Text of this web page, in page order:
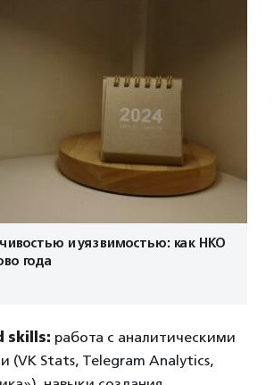
и уязвимостью: как НКО
года
skills: работа с аналитическими
(VK Stats, Telegram Analytics,